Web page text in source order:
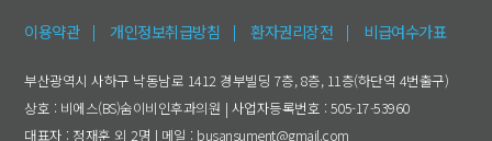
이용약관 개인정보취급방침 환자권리장전 비급여수가표
부산광역시 사하구 낙동남로 1412 경부빌딩 7층, 8층, 11층(하단역 4번출구)
상호 : 비에스(BS)숨이비인후과의원 | 사업자등록번호 : 505-17-53960
대표자 : 정재훈 외 2명 | 메일 : busansument@gmail.com